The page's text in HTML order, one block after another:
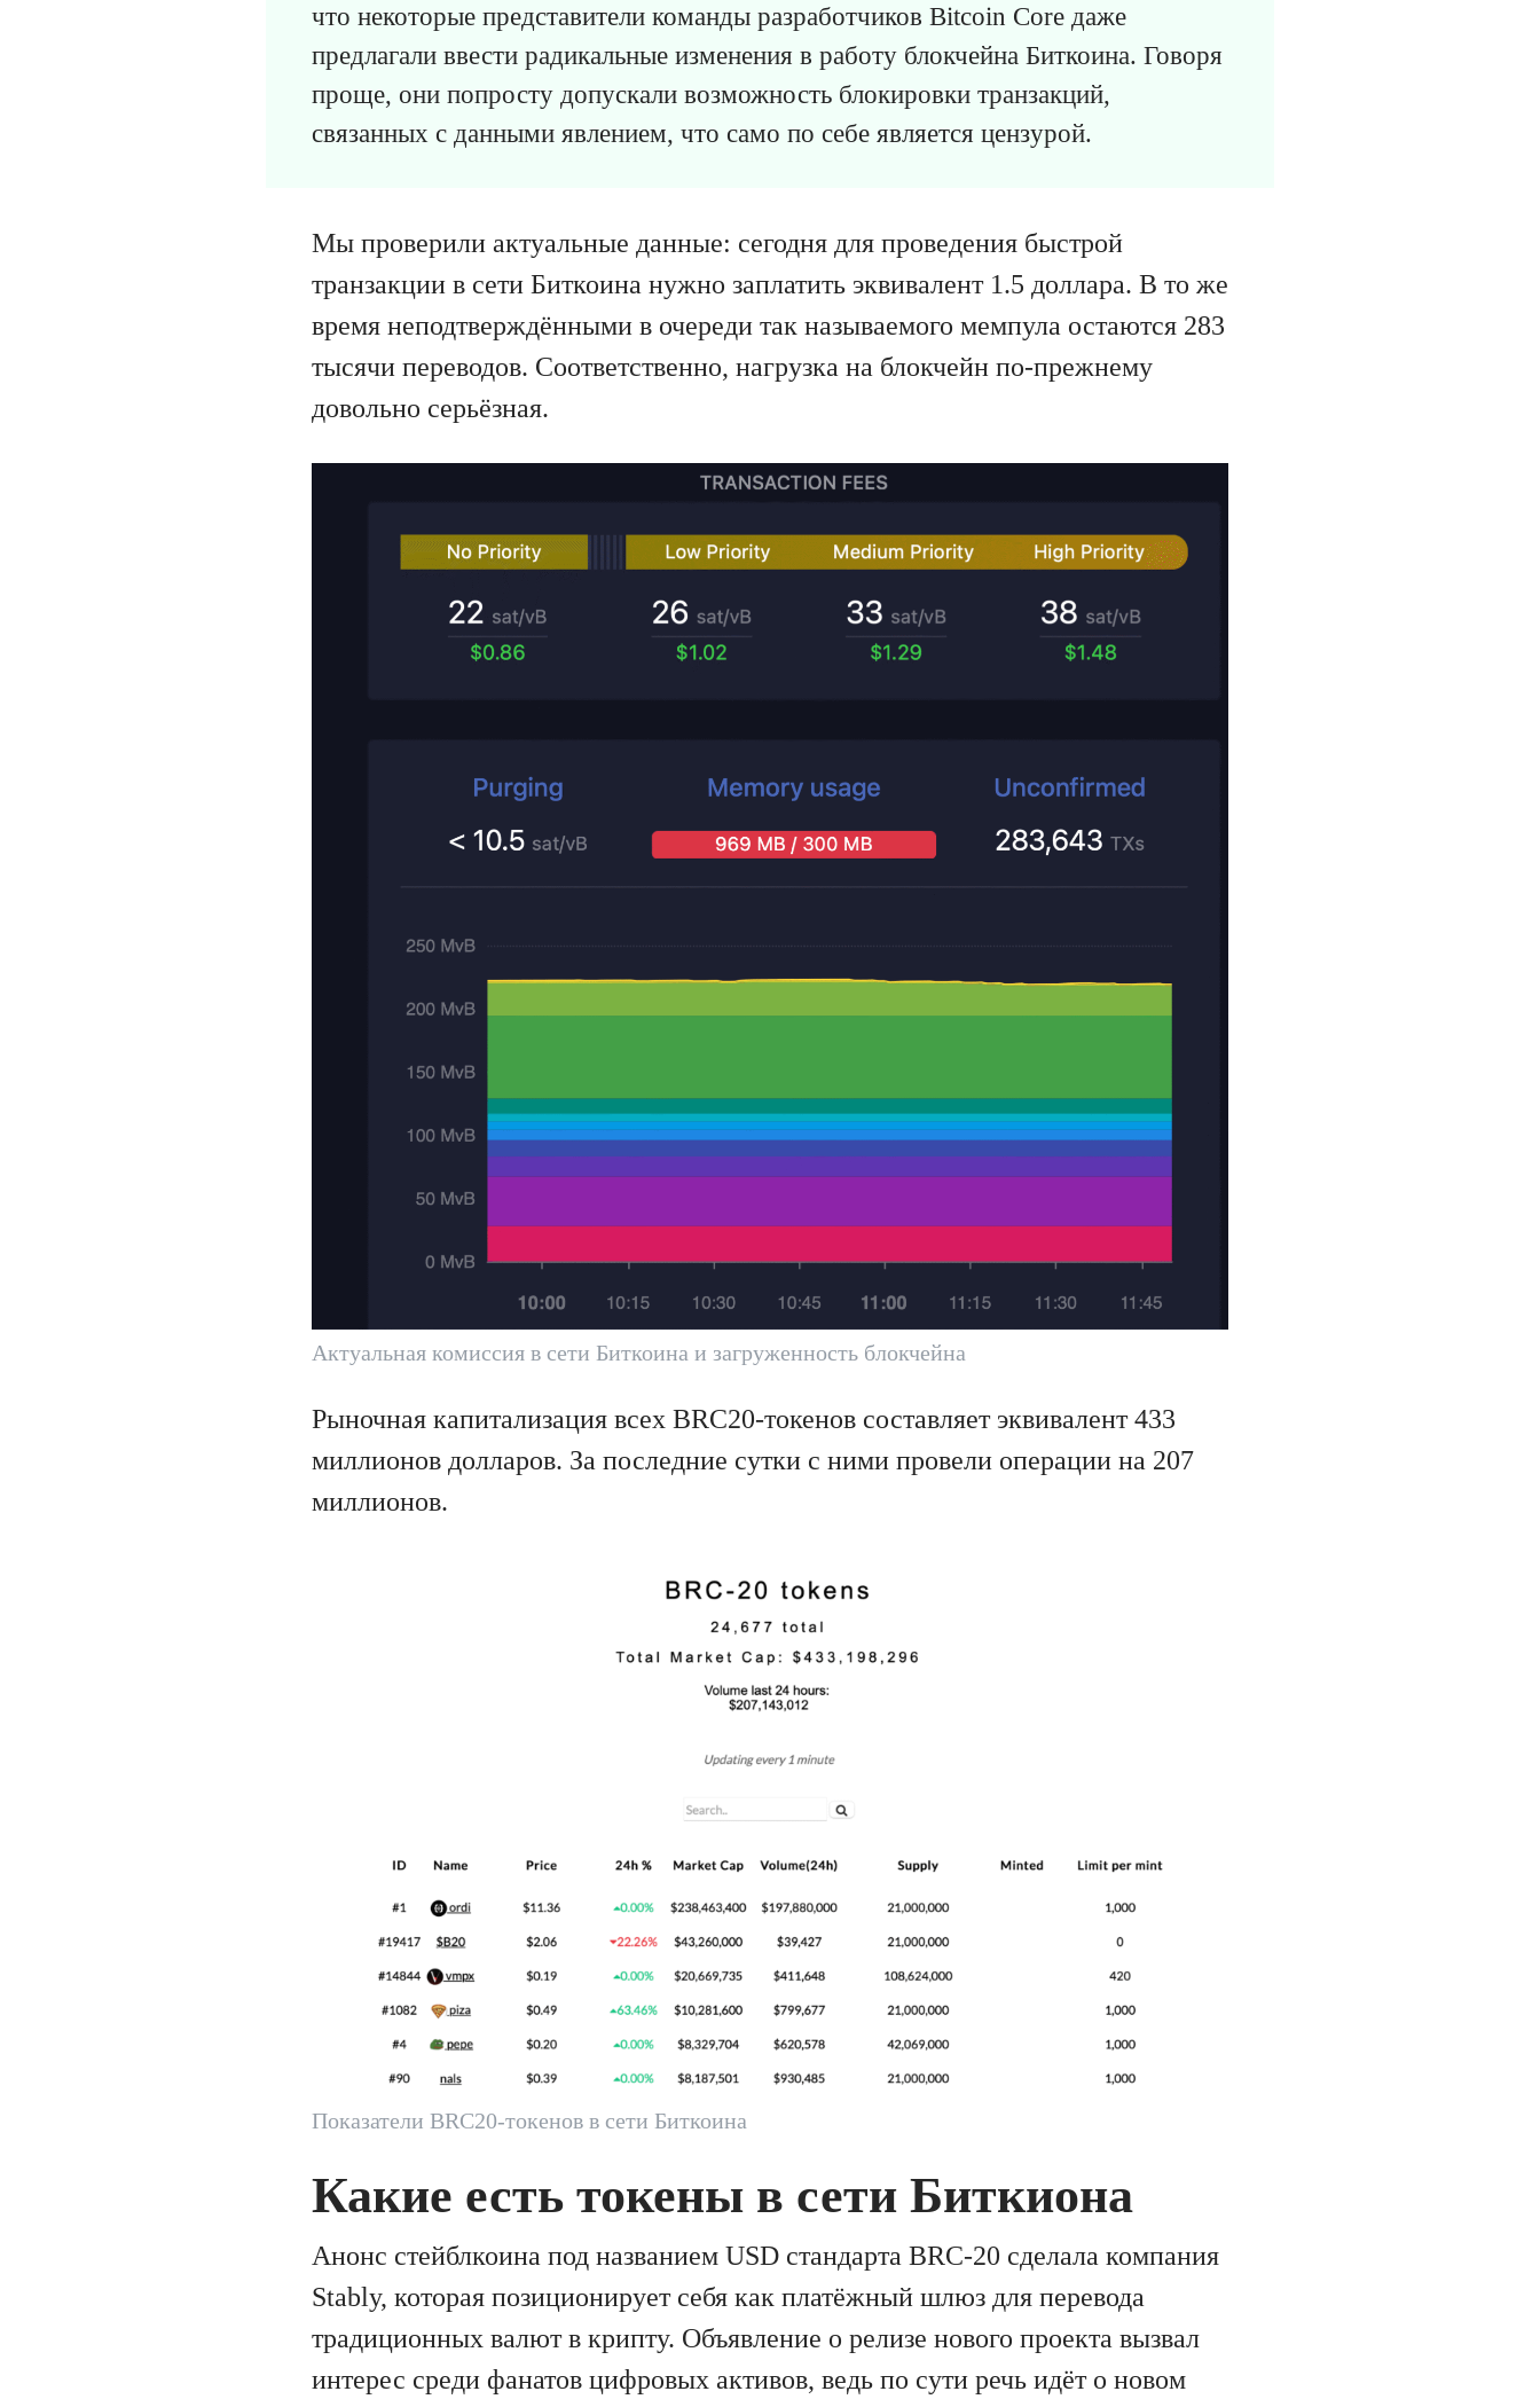
что некоторые представители команды разработчиков Bitcoin Core даже
предлагали ввести радикальные изменения в работу блокчейна Биткоина. Говоря
проще, они попросту допускали возможность блокировки транзакций,
связанных с данными явлением, что само по себе является цензурой.
Мы проверили актуальные данные: сегодня для проведения быстрой
транзакции в сети Биткоина нужно заплатить эквивалент 1.5 доллара. В то же
время неподтверждёнными в очереди так называемого мемпула остаются 283
тысячи переводов. Соответственно, нагрузка на блокчейн по-прежнему
довольно серьёзная.
Актуальная комиссия в сети Биткоина и загруженность блокчейна
Рыночная капитализация всех BRC20-токенов составляет эквивалент 433
миллионов долларов. За последние сутки с ними провели операции на 207
миллионов.
Показатели BRC20-токенов в сети Биткоина
Какие есть токены в сети Биткиона
Анонс стейблкоина под названием USD стандарта BRC-20 сделала компания
Stably, которая позиционирует себя как платёжный шлюз для перевода
традиционных валют в крипту. Объявление о релизе нового проекта вызвал
интерес среди фанатов цифровых активов, ведь по сути речь идёт о новом